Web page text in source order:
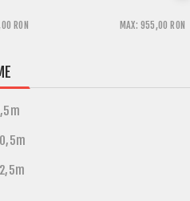
RON MAX: 955,00 RON